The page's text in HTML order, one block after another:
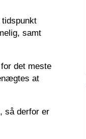
samt
det meste
at
så derfor er